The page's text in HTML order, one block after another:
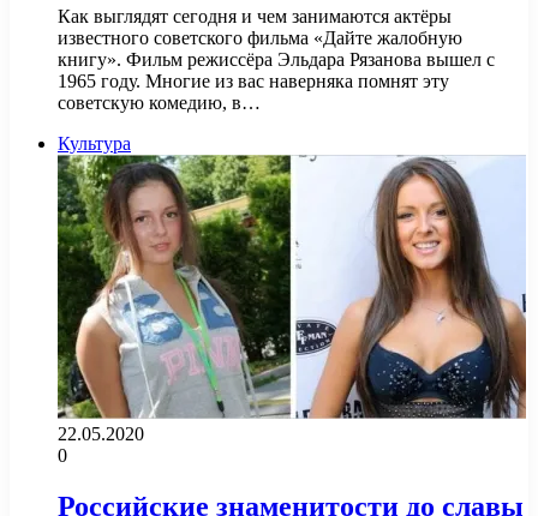
Как выглядят сегодня и чем занимаются актёры
известного советского фильма «Дайте жалобную
книгу». Фильм режиссёра Эльдара Рязанова вышел с
1965 году. Многие из вас наверняка помнят эту
советскую комедию, в…
Культура
22.05.2020
0
Российские знаменитости до славы